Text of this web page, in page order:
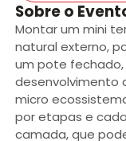
Sobre o
Montar um mini
natural externo,
um pote
desenvolvimento
micro
por etapas e
camada, que